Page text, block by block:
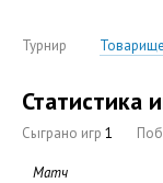
Турнир
Статистика
Сыграно игр 1
Матч